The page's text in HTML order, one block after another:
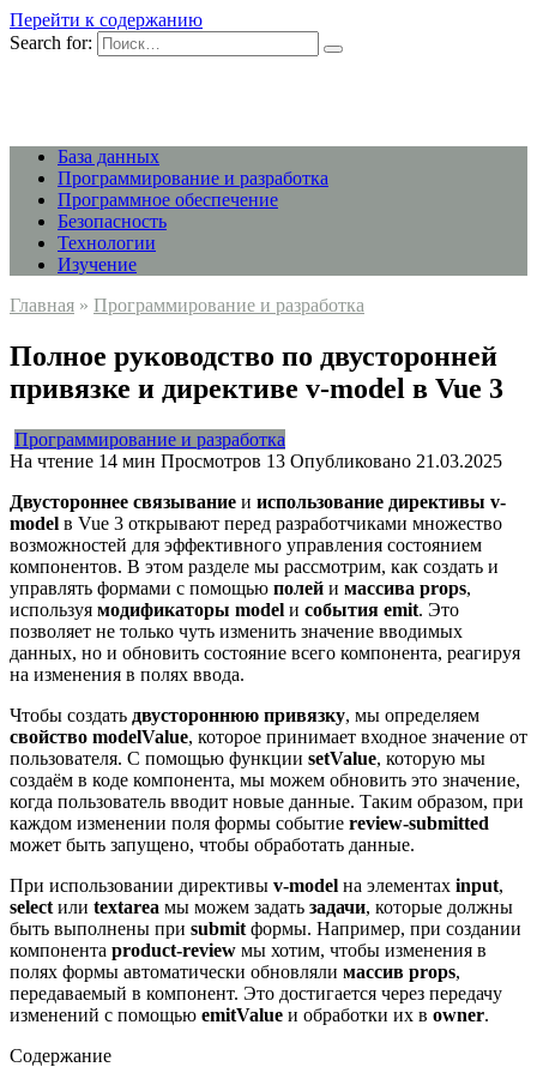
Перейти к содержанию
Search for:
База данных
Программирование и разработка
Программное обеспечение
Безопасность
Технологии
Изучение
Главная » Программирование и разработка
Полное руководство по двусторонней
привязке и директиве v-model в Vue 3
Программирование и разработка
На чтение 14 мин Просмотров 13 Опубликовано 21.03.2025
Двустороннее связывание и использование директивы v-
model в Vue 3 открывают перед разработчиками множество
возможностей для эффективного управления состоянием
компонентов. В этом разделе мы рассмотрим, как создать и
управлять формами с помощью полей и массива props,
используя модификаторы model и события emit. Это
позволяет не только чуть изменить значение вводимых
данных, но и обновить состояние всего компонента, реагируя
на изменения в полях ввода.
Чтобы создать двустороннюю привязку, мы определяем
свойство modelValue, которое принимает входное значение от
пользователя. С помощью функции setValue, которую мы
создаём в коде компонента, мы можем обновить это значение,
когда пользователь вводит новые данные. Таким образом, при
каждом изменении поля формы событие review-submitted
может быть запущено, чтобы обработать данные.
При использовании директивы v-model на элементах input,
select или textarea мы можем задать задачи, которые должны
быть выполнены при submit формы. Например, при создании
компонента product-review мы хотим, чтобы изменения в
полях формы автоматически обновляли массив props,
передаваемый в компонент. Это достигается через передачу
изменений с помощью emitValue и обработки их в owner.
Содержание